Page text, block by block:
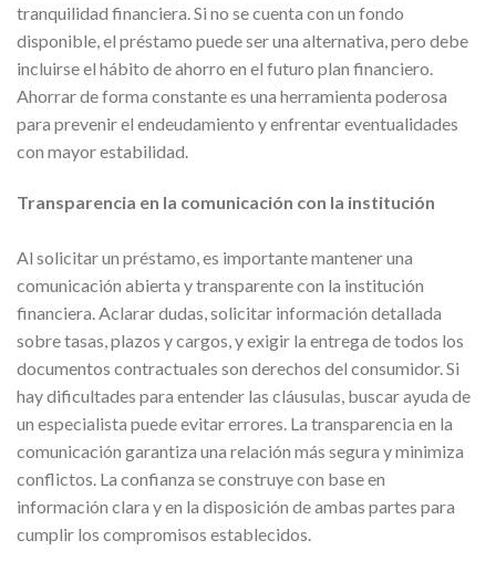
tranquilidad financiera. Si no se cuenta con un fondo
disponible, el préstamo puede ser una alternativa, pero debe
incluirse el hábito de ahorro en el futuro plan financiero.
Ahorrar de forma constante es una herramienta poderosa
para prevenir el endeudamiento y enfrentar eventualidades
con mayor estabilidad.
Transparencia en la comunicación con la institución
Al solicitar un préstamo, es importante mantener una
comunicación abierta y transparente con la institución
financiera. Aclarar dudas, solicitar información detallada
sobre tasas, plazos y cargos, y exigir la entrega de todos los
documentos contractuales son derechos del consumidor. Si
hay dificultades para entender las cláusulas, buscar ayuda de
un especialista puede evitar errores. La transparencia en la
comunicación garantiza una relación más segura y minimiza
conflictos. La confianza se construye con base en
información clara y en la disposición de ambas partes para
cumplir los compromisos establecidos.